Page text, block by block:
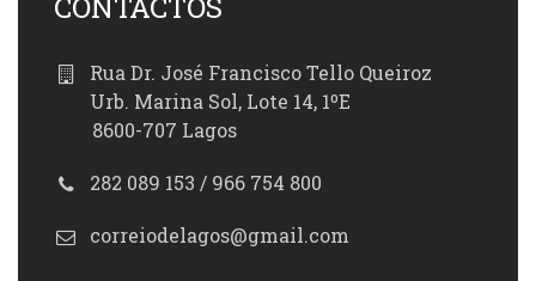
Rua Dr. José Francisco Tello Queiroz
Urb. Marina Sol, Lote 14, 1ºE
8600-707 Lagos
282 089 153 / 966 754 800
correiodelagos@gmail.com